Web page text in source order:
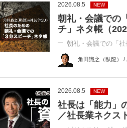
2026.08.5 NEW
朝礼・会議での
チ」ネタ帳（
朝礼・会議での「
角田識之（臥龍） /
2026.08.5 NEW
社長は「能力」
／社長業ネクス